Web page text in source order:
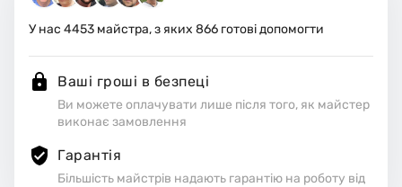
У нас 4453 майстра, з яких 866 готові допомогти
Ваші гроші в безпеці
Ви можете оплачувати лише після того, як майстер
виконає замовлення
Гарантія
Більшість майстрів надають гарантію на роботу від